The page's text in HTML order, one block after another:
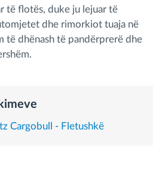
të aktivitetit të flotës
të flotës, duke ju lejuar të
dhe rimorkiot tuaja në
të dhënash të pandërprerë dhe
Cargobull - Fletushkë